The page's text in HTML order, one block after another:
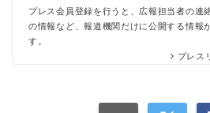
プレス会員登録を行うと、広報担当者の連
の情報など、報道機関だけに公開する情報
す。
プレス